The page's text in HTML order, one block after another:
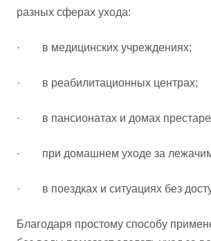
разных сферах ухода:
· в медицинских учреждениях;
· в реабилитационных центрах;
· в пансионатах и домах
· при домашнем уходе за
· в поездках и ситуациях без
Благодаря простому способу